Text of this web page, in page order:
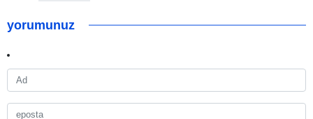
yorumunuz